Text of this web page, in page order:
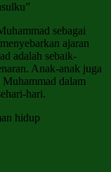
sebagai
ajaran
adalah sebaik-
Anak-anak juga
dalam
hari.
hidup